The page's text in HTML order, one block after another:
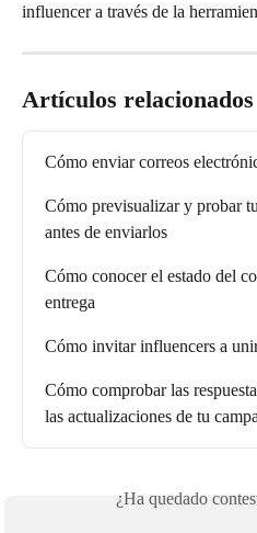
influencer a través de la
Artículos relacionados
Cómo enviar correos
Cómo previsualizar y probar
antes de enviarlos
Cómo conocer el estado del
entrega
Cómo invitar influencers a
Cómo comprobar las
las actualizaciones de tu
¿Ha quedado